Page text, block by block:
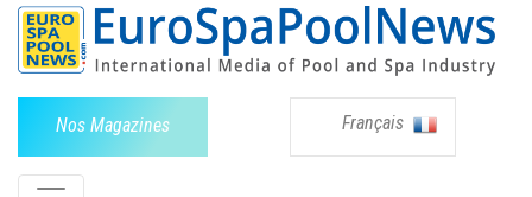
Nos Magazines Français